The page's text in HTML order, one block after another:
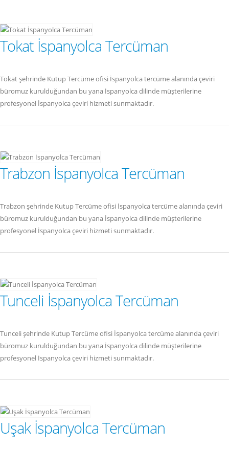
Tokat İspanyolca Tercüman
Tokat şehrinde Kutup Tercüme ofisi İspanyolca tercüme alanında çeviri
büromuz kurulduğundan bu yana İspanyolca dilinde müşterilerine
profesyonel İspanyolca çeviri hizmeti sunmaktadır.
Trabzon İspanyolca Tercüman
Trabzon şehrinde Kutup Tercüme ofisi İspanyolca tercüme alanında çeviri
büromuz kurulduğundan bu yana İspanyolca dilinde müşterilerine
profesyonel İspanyolca çeviri hizmeti sunmaktadır.
Tunceli İspanyolca Tercüman
Tunceli şehrinde Kutup Tercüme ofisi İspanyolca tercüme alanında çeviri
büromuz kurulduğundan bu yana İspanyolca dilinde müşterilerine
profesyonel İspanyolca çeviri hizmeti sunmaktadır.
Uşak İspanyolca Tercüman